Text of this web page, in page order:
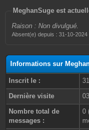
MeghanSuge est
Raison : Non divulgué.
Absent(e) depuis : 31-10-
Informations sur
Inscrit le :
Dernière visite
Nombre total de
messages :
0